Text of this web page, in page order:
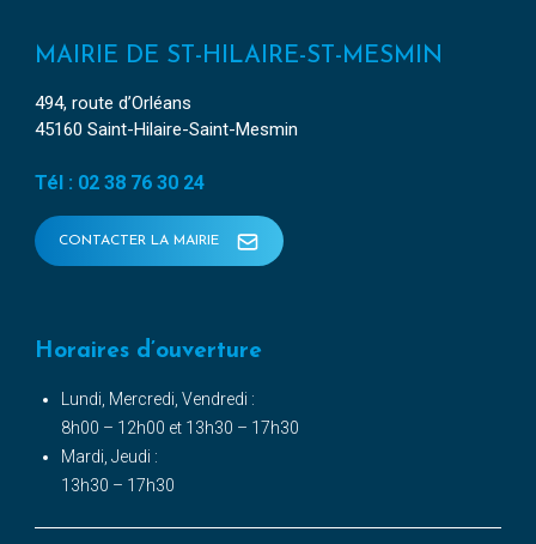
MAIRIE DE ST-HILAIRE-ST-MESMIN
494, route d’Orléans
45160 Saint-Hilaire-Saint-Mesmin
Tél : 02 38 76 30 24
CONTACTER LA MAIRIE
Horaires d’ouverture
Lundi, Mercredi, Vendredi :
8h00 – 12h00 et 13h30 – 17h30
Mardi, Jeudi :
13h30 – 17h30